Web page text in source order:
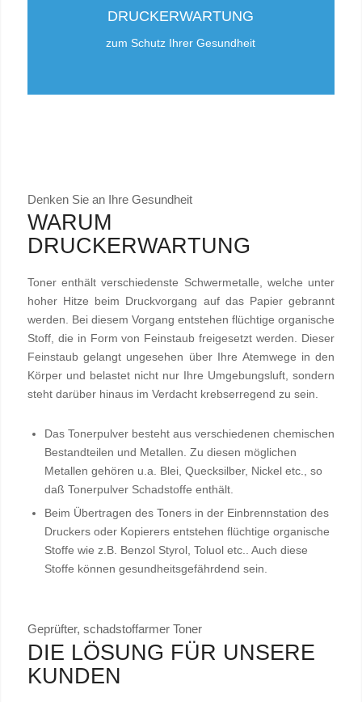
DRUCKERWARTUNG
zum Schutz Ihrer Gesundheit
Denken Sie an Ihre Gesundheit
WARUM
DRUCKERWARTUNG
Toner enthält verschiedenste Schwermetalle, welche unter
hoher Hitze beim Druckvorgang auf das Papier gebrannt
werden. Bei diesem Vorgang entstehen flüchtige organische
Stoff, die in Form von Feinstaub freigesetzt werden. Dieser
Feinstaub gelangt ungesehen über Ihre Atemwege in den
Körper und belastet nicht nur Ihre Umgebungsluft, sondern
steht darüber hinaus im Verdacht krebserregend zu sein.
Das Tonerpulver besteht aus verschiedenen chemischen
Bestandteilen und Metallen. Zu diesen möglichen
Metallen gehören u.a. Blei, Quecksilber, Nickel etc., so
daß Tonerpulver Schadstoffe enthält.
Beim Übertragen des Toners in der Einbrennstation des
Druckers oder Kopierers entstehen flüchtige organische
Stoffe wie z.B. Benzol Styrol, Toluol etc.. Auch diese
Stoffe können gesundheitsgefährdend sein.
Geprüfter, schadstoffarmer Toner
DIE LÖSUNG FÜR UNSERE
KUNDEN